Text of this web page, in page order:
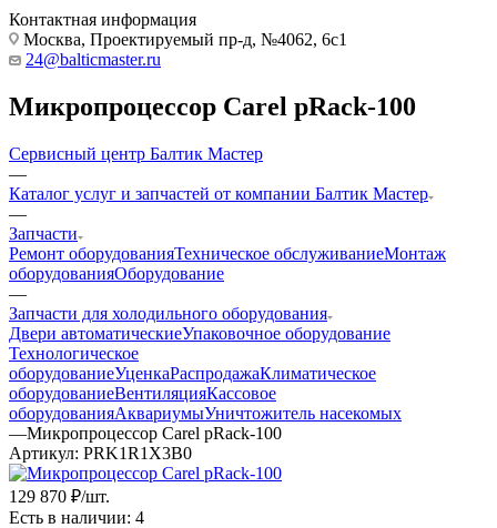
Контактная информация
Москва, Проектируемый пр-д, №4062, 6с1
24@balticmaster.ru
Микропроцессор Carel pRack-100
Сервисный центр Балтик Мастер
—
Каталог услуг и запчастей от компании Балтик Мастер
—
Запчасти
Ремонт оборудованияТехническое обслуживаниеМонтаж
оборудованияОборудование
—
Запчасти для холодильного оборудования
Двери автоматическиеУпаковочное оборудование
Технологическое
оборудованиеУценкаРаспродажаКлиматическое
оборудованиеВентиляцияКассовое
оборудованияАквариумыУничтожитель насекомых
—Микропроцессор Carel pRack-100
Артикул: PRK1R1X3B0
129 870 ₽/шт.
Есть в наличии: 4